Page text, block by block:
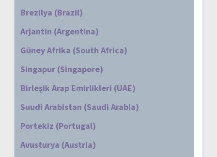
Brezilya (Brazil)
Arjantin (Argentina)
Güney Afrika (South Africa)
Singapur (Singapore)
Birleşik Arap Emirlikleri (UAE)
Suudi Arabistan (Saudi Arabia)
Portekiz (Portugal)
Avusturya (Austria)